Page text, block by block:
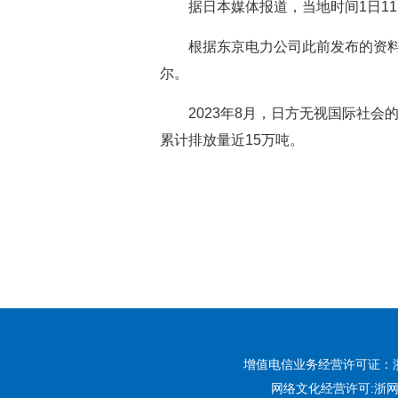
据日本媒体报道，当地时间1日
根据东京电力公司此前发布的资
尔。
2023年8月，日方无视国际社会
累计排放量近15万吨。
增值电信业务经营许可证
网络文化经营许可:浙